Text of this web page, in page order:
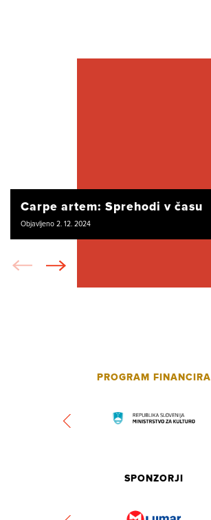
Carpe artem: Sprehodi v času
Objavljeno 2. 12. 2024
PROGRAM FINANCIRA
SPONZORJI